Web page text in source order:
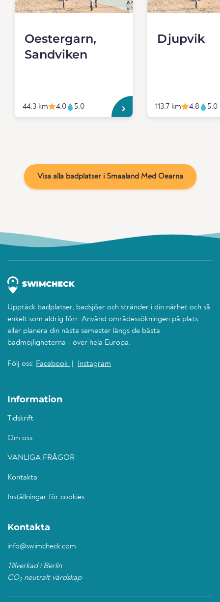
Oestergarn,
Sandviken
44.3 km 4.0 5.0
Djupvik
113.7 km 4.8 5.0
Visa alla badplatser i Smaaland Med Oearna
Upptäck badplatser, badsjöar och stränder i din närhet och så
enkelt som aldrig förr. Använd områdessökningen på plats
eller planera din nästa semester längs de bästa
badmöjligheterna - över hela Europa.
Följ oss: Facebook Instagram
Information
Tidskrift
Om oss
VANLIGA FRÅGOR
Kontakta
Inställningar för cookies
Kontakta
info@swimcheck.com
Tillverkad i Berlin
CO2neutralt värdskap